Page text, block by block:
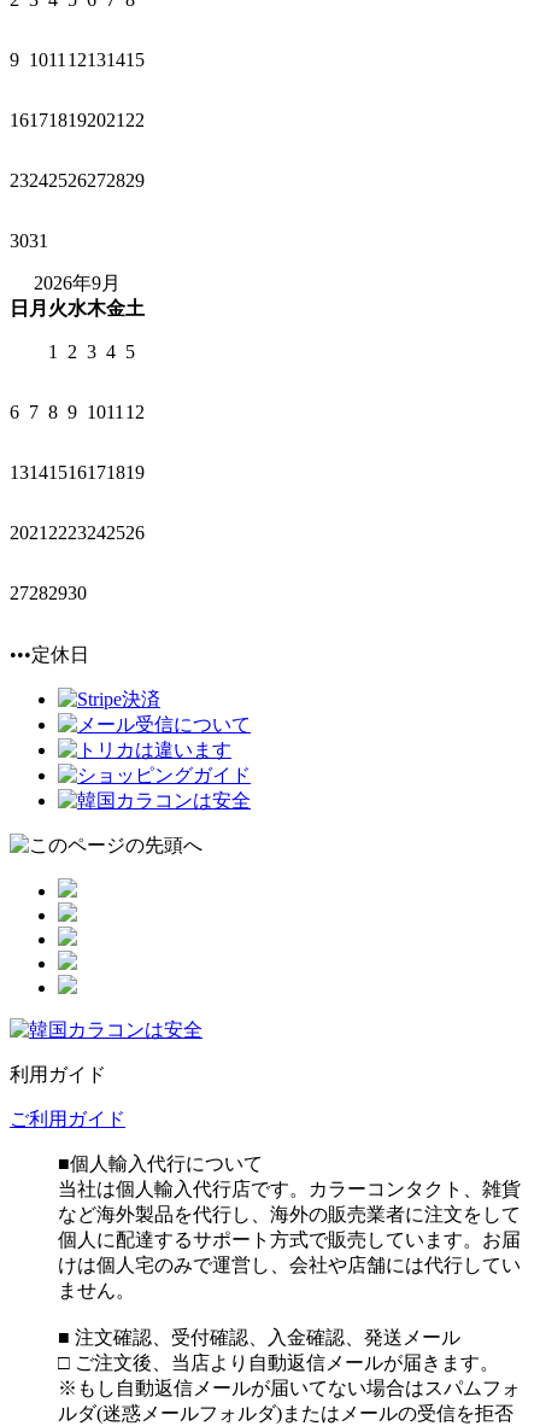
9 1011 12131415
161718192021 22
23242526272829
3031
2026年9月
日 月 火水木金土
1 2 3 4 5
6 7 8 9 1011 12
13141516171819
2021 2223242526
27282930
•••定休日
利用ガイド
ご利用ガイド
■個人輸入代行について
当社は個人輸入代行店です。カラーコンタクト、雑貨
など海外製品を代行し、海外の販売業者に注文をして
個人に配達するサポート方式で販売しています。お届
けは個人宅のみで運営し、会社や店舗には代行してい
ません。
■ 注文確認、受付確認、入金確認、発送メール
□ ご注文後、当店より自動返信メールが届きます。
※もし自動返信メールが届いてない場合はスパムフォ
ルダ(迷惑メールフォルダ)またはメールの受信を拒否